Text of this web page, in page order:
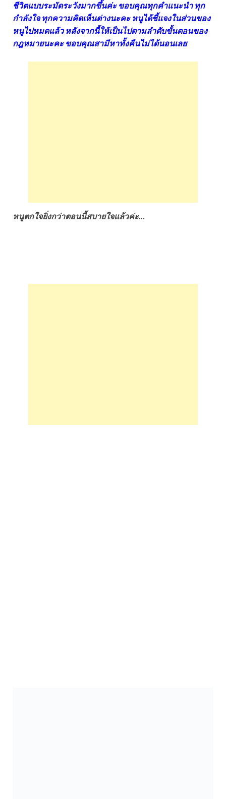
ชีวิตแบบระมัดระวังมากขึ้นค่ะ ขอบคุณทุกคำแนะนำ ทุก
กำลังใจ ทุกความคิดเห็นต่างนะคะ หนูได้ชี้แจงในส่วนของ
หนูไปหมดแล้ว หลังจากนี้ให้เป็นไปตามลำดับขั้นตอนของ
กฎหมายนะคะ ขอบคุณสามีหาทั้งคืนไม่ได้นอนเลย
หนูตกใจยิ่งกว่าตอนนี้สบายใจแล้วค่ะ…